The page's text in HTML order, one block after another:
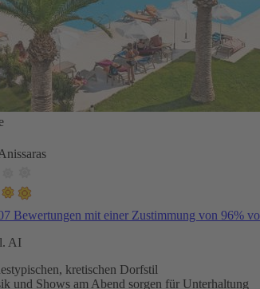
Bewertungen mit einer Zustimmung von 96%
AI
kretischen Dorfstil
und Shows am Abend sorgen für Unterhaltung